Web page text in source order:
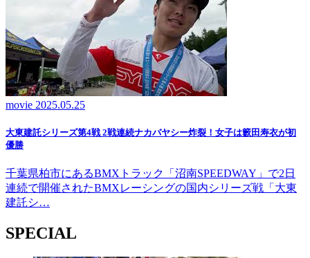
movie 2025.05.25
大東建託シリーズ第4戦 2戦連続ナカバヤシー炸裂！女子は籔田寿衣が初
優勝
千葉県柏市にあるBMXトラック「沼南SPEEDWAY」で2日
連続で開催されたBMXレーシングの国内シリーズ戦「大東
建託シ…
SPECIAL